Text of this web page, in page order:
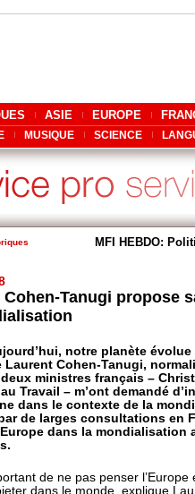
ASIE EUROPE
MUSIQUE SCIENCE
MFI HEBDO:
Cohen-Tanugi propose
notre planète
Laurent Cohen-Tanugi,
ministres français –
Travail – m’ont demandé
dans le contexte de la
de larges consultations en
dans la
de ne pas penser
dans le monde, explique